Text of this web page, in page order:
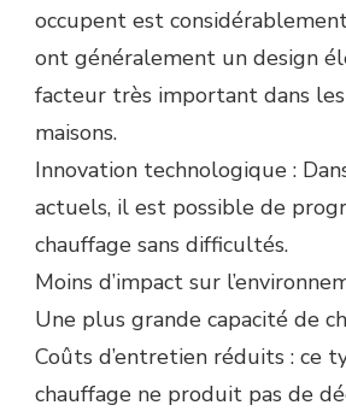
occupent est
ont généralement un design
facteur très important dans
maisons.
Innovation technologique :
actuels, il est possible de
chauffage sans difficultés.
Moins d’impact sur
Une plus grande capacité de
Coûts d’entretien réduits : ce
chauffage ne produit pas de